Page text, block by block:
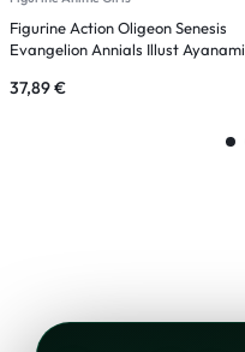
Figurine Action Oligeon Senesis
Evangelion Annials Illust Ayanami
37,89€